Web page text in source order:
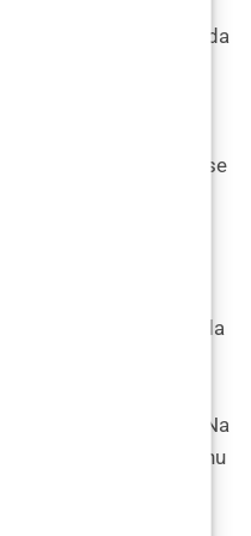
dr. Kunjko napominje da
može odmah
normalnim
mogu osjetiti
ubrizgavanja, koje bi se
i
kirurga ključan je kada
povećanja brade.
i smanjili rizike,
i certifikate. Na
i imati završenu
ili kirurgije lica.
u izvođenju